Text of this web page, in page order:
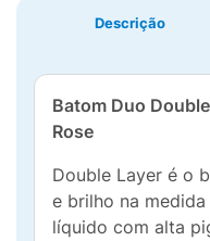
Descrição
Batom Duo
Rose
Double Layer é o
e brilho na
líquido com alta